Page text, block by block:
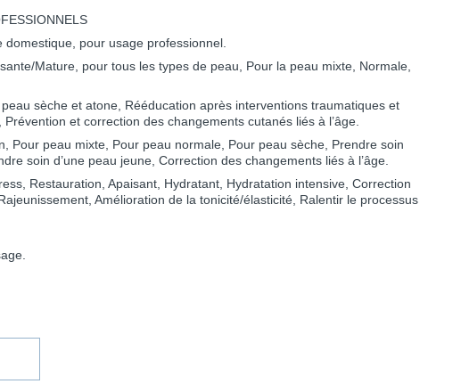
domestique, pour usage professionnel.
Mature, pour tous les types de peau, Pour la peau mixte, Normale,
sèche et atone, Rééducation après interventions traumatiques et
et correction des changements cutanés liés à l’âge.
Pour peau mixte, Pour peau normale, Pour peau sèche, Prendre soin
soin d’une peau jeune, Correction des changements liés à l’âge.
Restauration, Apaisant, Hydratant, Hydratation intensive, Correction
Amélioration de la tonicité/élasticité, Ralentir le processus